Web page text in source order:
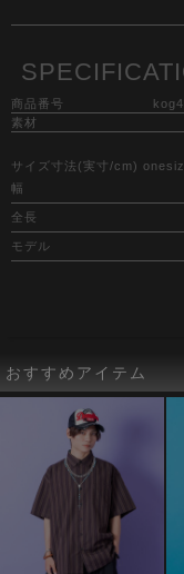
商品番号
素材
サイズ寸法(実寸/cm)
幅
全長
モデル
おすすめアイテム